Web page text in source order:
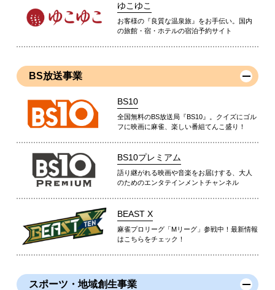
ゆこゆこ
お客様の『良質な温泉旅』をお手伝い。国内
の旅館・宿・ホテルの宿泊予約サイト
BS放送事業
BS10
全国無料のBS放送局『BS10』。クイズにゴル
フに映画に麻雀、楽しい番組てんこ盛り！
BS10プレミアム
語り継がれる映画や音楽をお届けする、大人
のためのエンタテインメントチャンネル
BEAST X
麻雀プロリーグ「Mリーグ」参戦中！最新情報
はこちらをチェック！
スポーツ・地域創生事業